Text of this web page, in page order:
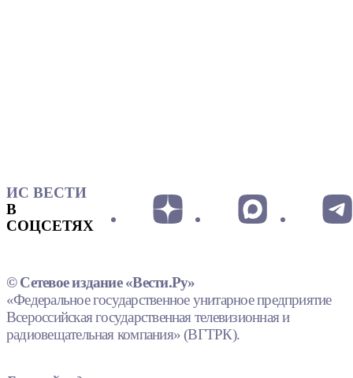
ИС ВЕСТИ
В
СОЦСЕТЯХ
© Сетевое издание «Вести.Ру»
«Федеральное государственное унитарное предприятие
Всероссийская государственная телевизионная и
радиовещательная компания» (ВГТРК).